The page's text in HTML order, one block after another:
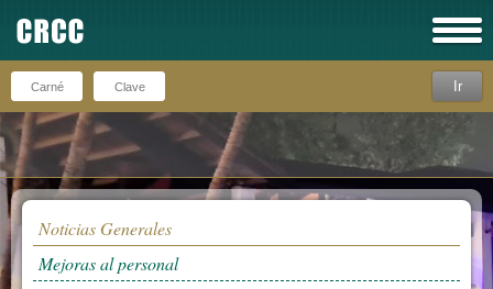
Recuérdeme
Ir
Noticias Generales
Mejoras al personal